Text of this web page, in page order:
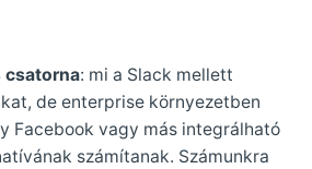
csatorna: mi a Slack mellett
de enterprise környezetben
Facebook vagy más integrálható
számítanak. Számunkra